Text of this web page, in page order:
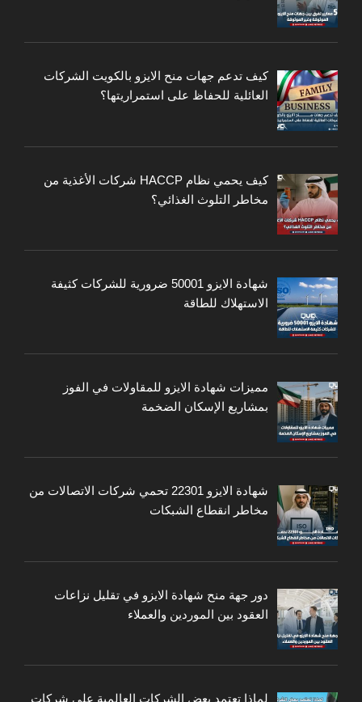
كيف تدعم جهات منح الايزو بالكويت الشركات
العائلية للحفاظ على استمراريتها؟
كيف يحمي نظام HACCP شركات الأغذية من
مخاطر التلوث الغذائي؟
شهادة الايزو 50001 ضرورية للشركات كثيفة
الاستهلاك للطاقة
مميزات شهادة الايزو للمقاولات في الفوز
بمشاريع الإسكان الضخمة
شهادة الايزو 22301 تحمي شركات الاتصالات من
مخاطر انقطاع الشبكات
دور جهة منح شهادة الايزو في تقليل نزاعات
العقود بين الموردين والعملاء
لماذا تعتمد بعض الشركات العالمية على شركات